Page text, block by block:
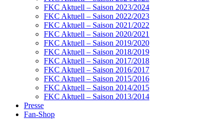
FKC Aktuell – Saison 2023/2024
FKC Aktuell – Saison 2022/2023
FKC Aktuell – Saison 2021/2022
FKC Aktuell – Saison 2020/2021
FKC Aktuell – Saison 2019/2020
FKC Aktuell – Saison 2018/2019
FKC Aktuell – Saison 2017/2018
FKC Aktuell – Saison 2016/2017
FKC Aktuell – Saison 2015/2016
FKC Aktuell – Saison 2014/2015
FKC Aktuell – Saison 2013/2014
Presse
Fan-Shop